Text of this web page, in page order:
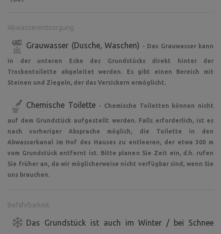
Abwasserentsorgung
Grauwasser (Dusche, Waschen) - Das Grauwasser kann
in der unteren Ecke des Grundstücks direkt hinter der
Trockentoilette abgeleitet werden. Es gibt einen Bereich mit
Steinen und Ziegeln, der das Versickern ermöglicht.
Chemische Toilette - Chemische Toiletten können nicht
auf dem Grundstück aufgestellt werden. Falls erforderlich, ist es
nach vorheriger Absprache möglich, die Toilette in den
Abwasserkanal im Hof des Hauses zu entleeren, der etwa 300 m
vom Grundstück entfernt ist. Bitte planen Sie Zeit ein, d.h. rufen
Sie früher an, da wir möglicherweise nicht verfügbar sind, wenn Sie
uns brauchen.
Befahrbarkeit
Das Grundstück ist auch im Winter / bei Schnee